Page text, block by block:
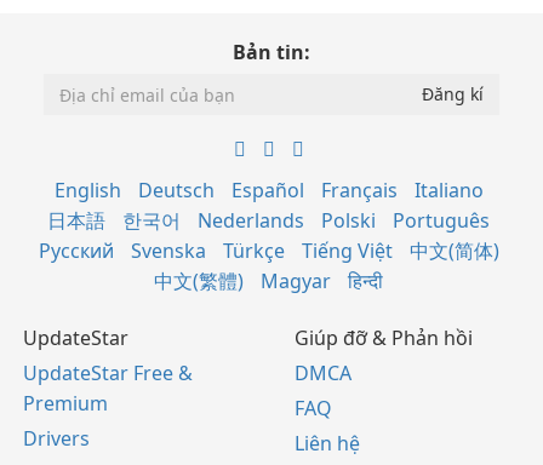
Bản tin:
English Deutsch Español Français
Italiano
日本語
한국어 Nederlands Polski
Português
Русский
Svenska Türkçe Tiếng Việt
中文(简体)
中文(繁體)
Magyar हिन्दी
UpdateStar
UpdateStar Free &
Premium
Drivers
Giúp đỡ & Phản hồi
DMCA
FAQ
Liên hệ